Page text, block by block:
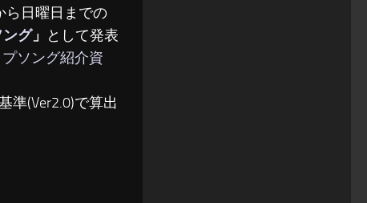
ら日曜日までの
ング」 として発表
ソング紹介資
準(Ver2.0)で算出